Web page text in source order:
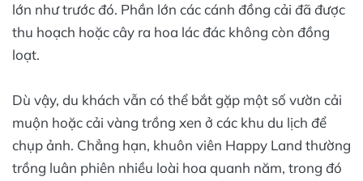
lớn như trước đó​. Phần lớn các cánh đồng cải đã được
thu hoạch hoặc cây ra hoa lác đác không còn đồng
loạt.
Dù vậy, du khách vẫn có thể bắt gặp một số vườn cải
muộn hoặc cải vàng trồng xen ở các khu du lịch để
chụp ảnh. Chẳng hạn, khuôn viên Happy Land thường
trồng luân phiên nhiều loài hoa quanh năm, trong đó